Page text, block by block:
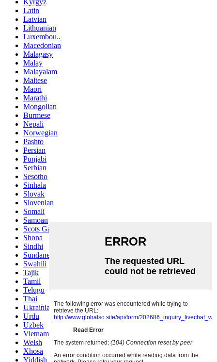
Kyrgyz
Latin
Latvian
Lithuanian
Luxembou..
Macedonian
Malagasy
Malay
Malayalam
Maltese
Maori
Marathi
Mongolian
Burmese
Nepali
Norwegian
Pashto
Persian
Punjabi
Serbian
Sesotho
Sinhala
Slovak
Slovenian
Somali
Samoan
Scots Gaelic
Shona
Sindhi
Sundanese
Swahili
Tajik
Tamil
Telugu
Thai
Ukrainian
Urdu
Uzbek
Vietnamese
Welsh
Xhosa
Yiddish